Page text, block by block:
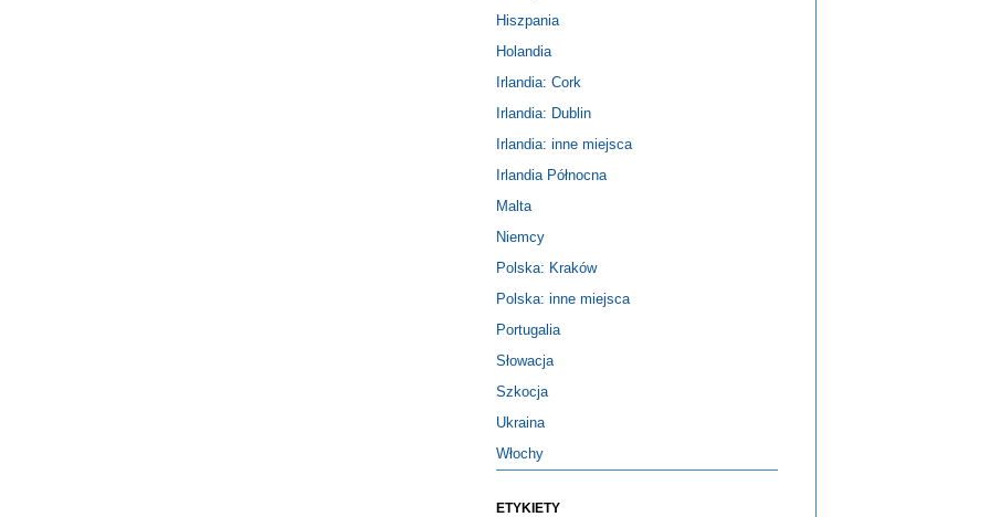
Hiszpania
Holandia
Irlandia: Cork
Irlandia: Dublin
Irlandia: inne miejsca
Irlandia Północna
Malta
Niemcy
Polska: Kraków
Polska: inne miejsca
Portugalia
Słowacja
Szkocja
Ukraina
Włochy
ETYKIETY